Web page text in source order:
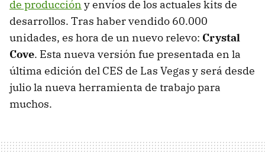
de producción y envíos de los actuales kits de
desarrollos. Tras haber vendido 60.000
unidades, es hora de un nuevo relevo: Crystal
Cove. Esta nueva versión fue presentada en la
última edición del CES de Las Vegas y será desde
julio la nueva herramienta de trabajo para
muchos.